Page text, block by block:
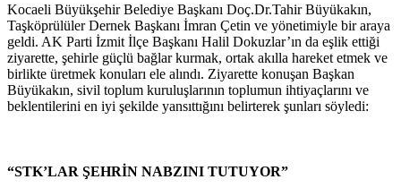
Kocaeli Büyükşehir Belediye Başkanı Doç.Dr.Tahir Büyükakın,
Taşköprülüler Dernek Başkanı İmran Çetin ve yönetimiyle bir araya
geldi. AK Parti İzmit İlçe Başkanı Halil Dokuzlar’ın da eşlik ettiği
ziyarette, şehirle güçlü bağlar kurmak, ortak akılla hareket etmek ve
birlikte üretmek konuları ele alındı. Ziyarette konuşan Başkan
Büyükakın, sivil toplum kuruluşlarının toplumun ihtiyaçlarını ve
beklentilerini en iyi şekilde yansıttığını belirterek şunları söyledi:
“STK’LAR ŞEHRİN NABZINI TUTUYOR”